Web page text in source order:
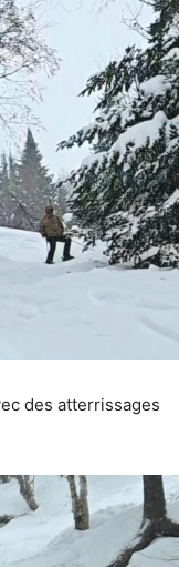
des atterrissages